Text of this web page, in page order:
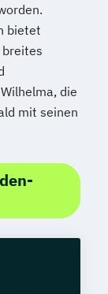
bietet
die
mit seinen